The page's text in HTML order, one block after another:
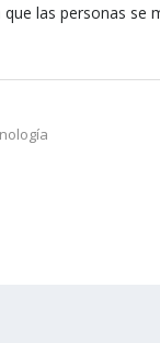
las personas se